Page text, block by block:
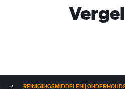
REINIGINGSMIDDELEN |